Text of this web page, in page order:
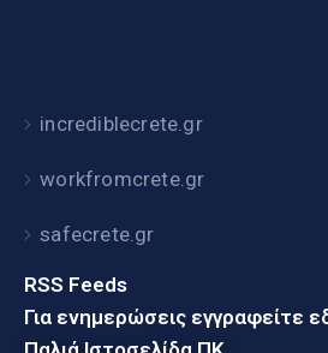
incrediblecrete.gr
workfromcrete.gr
safecrete.gr
RSS Feeds
Για ενημερώσεις εγγραφείτε